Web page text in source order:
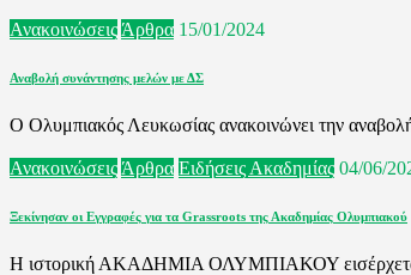
Ανακοινώσεις Άρθρα 15/01/2024
Αναβολή συνάντησης μελών με ΔΣ
Ο Ολυμπιακός Λευκωσίας ανακοινώνει την
Ανακοινώσεις Άρθρα Ειδήσεις Ακαδημίας 04/06/
Ξεκίνησαν οι Εγγραφές για τα Grassroots της Ακαδημίας Ολυμπιακού
Η ιστορική ΑΚΑΔΗΜΙΑ ΟΛΥΜΠΙΑΚΟΥ εισέρχεται